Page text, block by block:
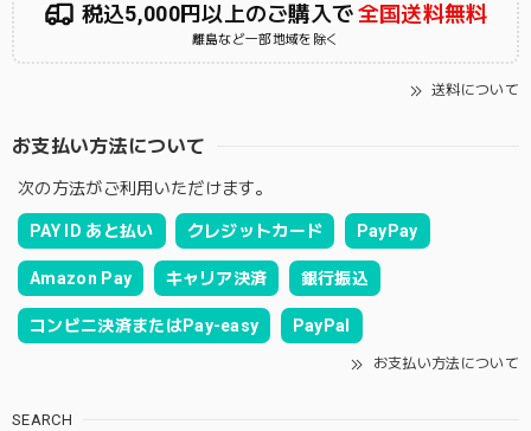
税込5,000円以上のご購入で全国送料無料
離島など一部地域を除く
送料について
お支払い方法について
次の方法がご利用いただけます。
PAY ID あと払い クレジットカード PayPay
Amazon Pay キャリア決済 銀行振込
コンビニ決済またはPay-easy PayPal
お支払い方法について
SEARCH